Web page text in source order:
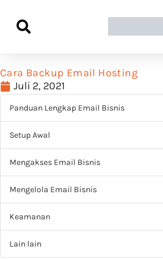
Cara Backup Email Hosting
Juli 2, 2021
Panduan Lengkap Email Bisnis
Setup Awal
Mengakses Email Bisnis
Mengelola Email Bisnis
Keamanan
Lain lain